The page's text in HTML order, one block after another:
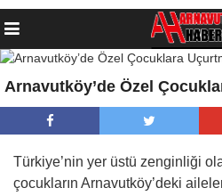
Arnavutköy’de Özel
Türkiye’nin yer üstü zenginliği
çocukların Arnavutköy’deki